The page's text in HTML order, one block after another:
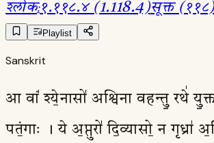
श्लोक:१.११८.४ (1.118.4)सूक्त
Playlist
Sanskrit
आ वां॑ श्ये॒नासो॑ अश्विना वहन्तु॒ रथे॑
पतं॒गाः । ये अ॒प्तुरो॑ दि॒व्यासो॒ न गृध्रा॑